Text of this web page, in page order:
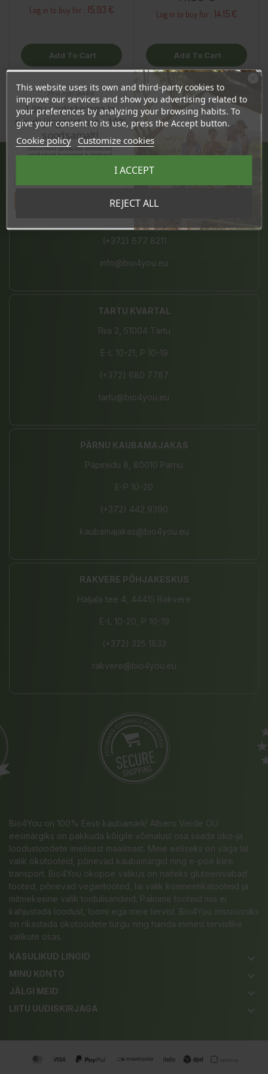
Log in to buy for : 15.93 €
Add To Cart
Log in to buy for : 14.15 €
Add To Cart
JÄRVE KESKUS
(+372) 677 8211
info@bio4you.eu
TARTU KVARTAL
Riia 2, 51004 Tartu
E-L 10-21, P 10-19
(+372) 680 7787
tartu@bio4you.eu
PÄRNU KAUBAMAJAKAS
Papiniidu 8, 80010 Pärnu
E-P 10-20
(+372) 442 9390
kaubamajakas@bio4you.eu
RAKVERE PÕHJAKESKUS
Haljala tee 4, 44415 Rakvere
E-L 10-20, P 10-19
(+372) 325 1833
rakvere@bio4you.eu
Bio4You on 100% Eesti kaubamärk! Albero Verde OÜ
eesmärgiks on pakkuda kõigile võimalust osa saada öko-ja
loodustoodete imelisest maailmast. Meie eeliseks on väga lai
valik ökotooteid, põnevad kaubamärgid ning e-poe kiire
transport. Bio4You ökopoe valikus on näiteks gluteenivabad
tooted, põnevad vegantooted, lai valik kosmeetikatooteid ja
mitmekesine valik toidulisandeid. Pakume tooteid mis ei
kahjustada loodust, loomi ega meie tervist. Bio4You missiooniks
on rikastada ökotoodete turgu ning harida inimesi tervislike
valikute osas.
KASULIKUD LINGID
keyboard_arrow_down
MINU KONTO keyboard_arrow_down
JÄLGI MEID keyboard_arrow_down
LIITU UUDISKIRJAGA keyboard_arrow_down
This website uses its own and third-party cookies to
improve our services and show you advertising related to
your preferences by analyzing your browsing habits. To
give your consent to its use, press the Accept button.
Cookie policy Customize cookies
REJECT ALL
I ACCEPT
Ära veel lahku!
Liitu uudiskirjaga ja
naudi järgmist ostu 10%
soodsamalt!
Sind ootavad spetsiaalsed allahindlused,
eksklusiivsed kampaaniad ja kingitused!